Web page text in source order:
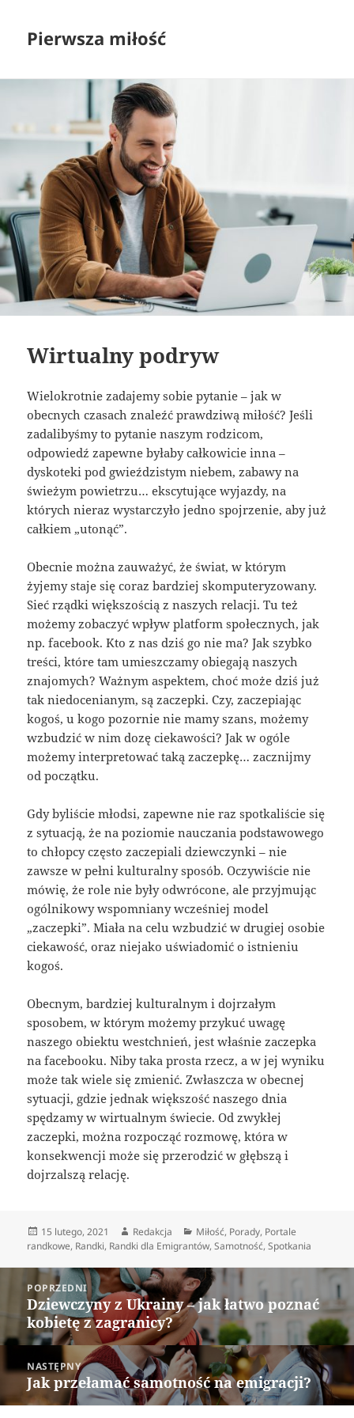
Pierwsza miłość
Wirtualny podryw
Wielokrotnie zadajemy sobie pytanie – jak w
obecnych czasach znaleźć prawdziwą miłość? Jeśli
zadalibyśmy to pytanie naszym rodzicom,
odpowiedź zapewne byłaby całkowicie inna –
dyskoteki pod gwieździstym niebem, zabawy na
świeżym powietrzu… ekscytujące wyjazdy, na
których nieraz wystarczyło jedno spojrzenie, aby już
całkiem „utonąć”.
Obecnie można zauważyć, że świat, w którym
żyjemy staje się coraz bardziej skomputeryzowany.
Sieć rządki większością z naszych relacji. Tu też
możemy zobaczyć wpływ platform społecznych, jak
np. facebook. Kto z nas dziś go nie ma? Jak szybko
treści, które tam umieszczamy obiegają naszych
znajomych? Ważnym aspektem, choć może dziś już
tak niedocenianym, są zaczepki. Czy, zaczepiając
kogoś, u kogo pozornie nie mamy szans, możemy
wzbudzić w nim dozę ciekawości? Jak w ogóle
możemy interpretować taką zaczepkę… zacznijmy
od początku.
Gdy byliście młodsi, zapewne nie raz spotkaliście się
z sytuacją, że na poziomie nauczania podstawowego
to chłopcy często zaczepiali dziewczynki – nie
zawsze w pełni kulturalny sposób. Oczywiście nie
mówię, że role nie były odwrócone, ale przyjmując
ogólnikowy wspomniany wcześniej model
„zaczepki”. Miała na celu wzbudzić w drugiej osobie
ciekawość, oraz niejako uświadomić o istnieniu
kogoś.
Obecnym, bardziej kulturalnym i dojrzałym
sposobem, w którym możemy przykuć uwagę
naszego obiektu westchnień, jest właśnie zaczepka
na facebooku. Niby taka prosta rzecz, a w jej wyniku
może tak wiele się zmienić. Zwłaszcza w obecnej
sytuacji, gdzie jednak większość naszego dnia
spędzamy w wirtualnym świecie. Od zwykłej
zaczepki, można rozpocząć rozmowę, która w
konsekwencji może się przerodzić w głębszą i
dojrzalszą relację.
Data
publikacji
15 lutego, 2021 Autor
Redakcja Kategorie
Miłość, Porady, Portale
randkowe, Randki, Randki dla Emigrantów,Samotność,Spotkania
Nawigacja
wpisuPOPRZEDNI
Poprzedni
wpis:
Dziewczyny z Ukrainy – jak łatwo poznać
kobietę z zagranicy?
NASTĘPNY
Następny
wpis:
Jak przełamać samotność na emigracji?